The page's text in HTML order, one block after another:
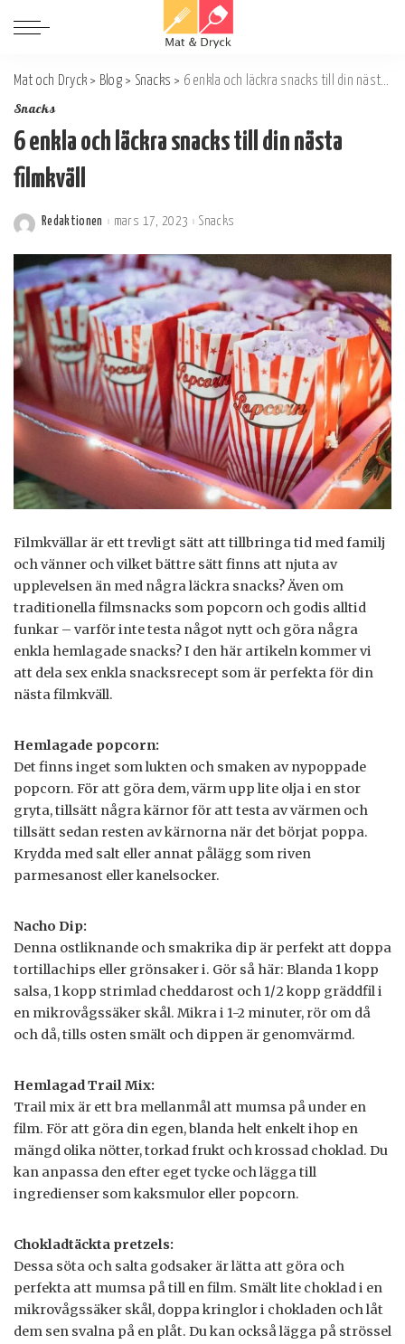
Mat och Dryck > Blog> Snacks > 6 enkla och läckra snacks till din nästa filmkväll
Snacks
6 enkla och läckra snacks till din nästa
filmkväll
Postat
Redaktionen mars 17, 2023 Snacks
Filmkvällar är ett trevligt sätt att tillbringa tid med familj
och vänner och vilket bättre sätt finns att njuta av
upplevelsen än med några läckra snacks? Även om
traditionella filmsnacks som popcorn och godis alltid
funkar – varför inte testa något nytt och göra några
enkla hemlagade snacks? I den här artikeln kommer vi
att dela sex enkla snacksrecept som är perfekta för din
nästa filmkväll.
Hemlagade popcorn:
Det finns inget som lukten och smaken av nypoppade
popcorn. För att göra dem, värm upp lite olja i en stor
gryta, tillsätt några kärnor för att testa av värmen och
tillsätt sedan resten av kärnorna när det börjat poppa.
Krydda med salt eller annat pålägg som riven
parmesanost eller kanelsocker.
Nacho Dip:
Denna ostliknande och smakrika dip är perfekt att doppa
tortillachips eller grönsaker i. Gör så här: Blanda 1 kopp
salsa, 1 kopp strimlad cheddarost och 1/2 kopp gräddfil i
en mikrovågssäker skål. Mikra i 1-2 minuter, rör om då
och då, tills osten smält och dippen är genomvärmd.
Hemlagad Trail Mix:
Trail mix är ett bra mellanmål att mumsa på under en
film. För att göra din egen, blanda helt enkelt ihop en
mängd olika nötter, torkad frukt och krossad choklad. Du
kan anpassa den efter eget tycke och lägga till
ingredienser som kaksmulor eller popcorn.
Chokladtäckta pretzels:
Dessa söta och salta godsaker är lätta att göra och
perfekta att mumsa på till en film. Smält lite choklad i en
mikrovågssäker skål, doppa kringlor i chokladen och låt
dem sen svalna på en plåt. Du kan också lägga på strössel